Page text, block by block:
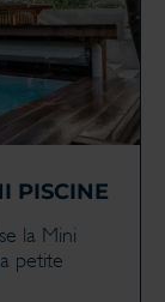
PISCINE
la Mini
petite